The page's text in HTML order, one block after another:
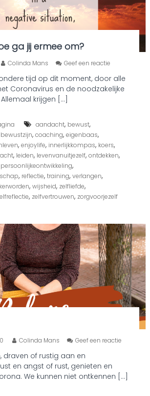
t
e
l
n
t
e
w
n
ga jij ermee om?
Colinda Mans Geef een reactieo
C
o
H
e
i
m
e
e
o
m
?
tijd op dit moment, door alle
Coronavirus en de noodzakelijke
krijgen […]
aandacht, bewust,
bewustzijn, coaching, eigenbaas,
, enjoylife, innerlijkkompas, koers,
, leiden, levenvanuitjezelf, ontdekken,
persoonlijkeontwikkeling,
, reflectie, training, verlangen,
, wijsheid, zelfliefde,
, zelfvertrouwen, zorgvoorjezelf
Colinda Mans Geef een reactieo
draven of rustig aan en
en angst of rust, genieten en
We kunnen niet ontkennen […]